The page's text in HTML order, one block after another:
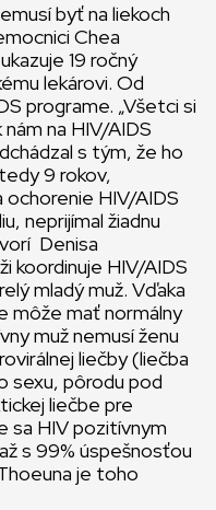
byť na liekoch
Chea
19 ročný
lekárovi. Od
programe. „Všetci si
na HIV/AIDS
s tým, že ho
9 rokov,
ochorenie HIV/AIDS
neprijímal žiadnu
Denisa
koordinuje HIV/AIDS
mladý muž. Vďaka
môže mať normálny
muž nemusí ženu
liečby (liečba
sexu, pôrodu pod
liečbe pre
sa HIV pozitívnym
s 99% úspešnosťou
je toho